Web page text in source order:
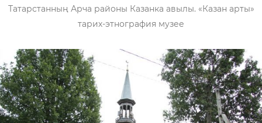
Татарстанның Арча районы Казанка авылы. «Казан арты»
тарих-этнография музее